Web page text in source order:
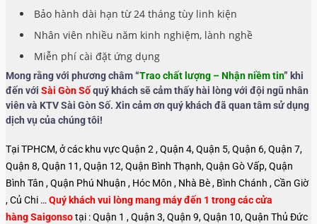
Bảo hành dài hạn từ 24 tháng tùy linh kiện
Nhân viên nhiều năm kinh nghiệm, lành nghề
Miễn phí cài đặt ứng dụng
Mong rằng với phương châm “Trao chất lượng – Nhận niềm tin” khi
đến với Sài Gòn Sốquý khách sẽ cảm thấy hài lòng với đội ngũ nhân
viên và KTV Sài Gòn Số. Xin cảm ơn quý khách đã quan tâm sử dụng
dịch vụ của chúng tôi!
Tại TPHCM, ở các khu vực Quận 2 , Quận 4, Quận 5, Quận 6, Quận 7,
Quận 8, Quận 11, Quận 12, Quận Bình Thạnh, Quận Gò Vấp, Quận
Bình Tân , Quận Phú Nhuận , Hóc Môn , Nhà Bè , Bình Chánh , Cần Giờ
, Củ Chi …Quý khách vui lòng mang máy đến 1 trong các cửa
hàng Saigonsotại : Quận 1 , Quận 3, Quận 9, Quận 10, Quận Thủ Đức